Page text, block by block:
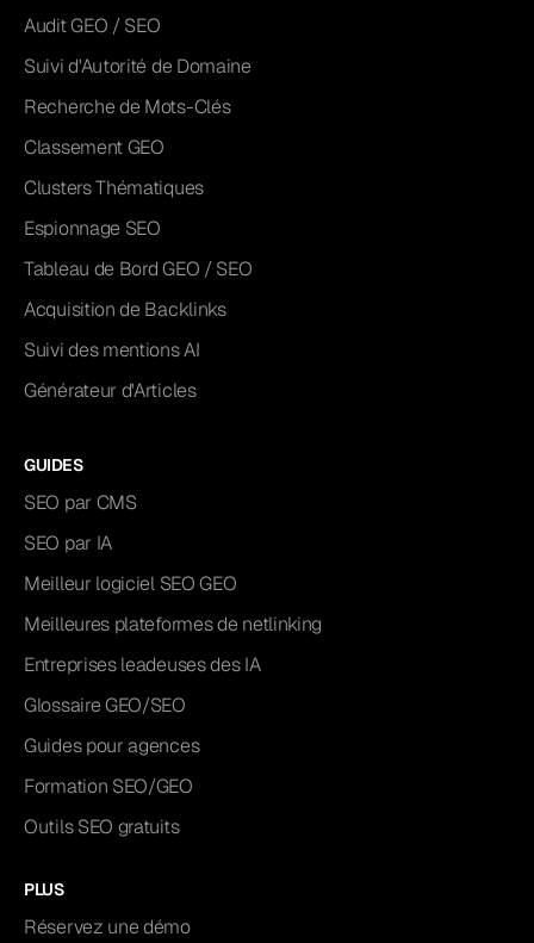
Audit GEO / SEO
Suivi d'Autorité de Domaine
Recherche de Mots-Clés
Classement GEO
Clusters Thématiques
Espionnage SEO
Tableau de Bord GEO / SEO
Acquisition de Backlinks
Suivi des mentions AI
Générateur d'Articles
GUIDES
SEO par CMS
SEO par IA
Meilleur logiciel SEO GEO
Meilleures plateformes de netlinking
Entreprises leadeuses des IA
Glossaire GEO/SEO
Guides pour agences
Formation SEO/GEO
Outils SEO gratuits
PLUS
Réservez une démo